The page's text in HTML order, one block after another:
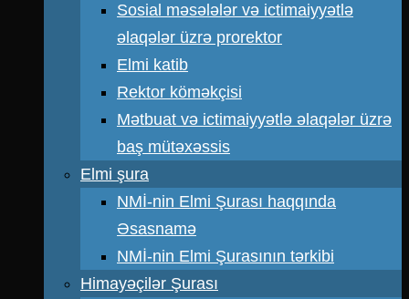
Sosial məsələlər və ictimaiyyətlə
əlaqələr üzrə prorektor
Elmi katib
Rektor köməkçisi
Mətbuat və ictimaiyyətlə əlaqələr üzrə
baş mütəxəssis
Elmi şura
NMİ-nin Elmi Şurası haqqında
Əsasnamə
NMİ-nin Elmi Şurasının tərkibi
Himayəçilər Şurası